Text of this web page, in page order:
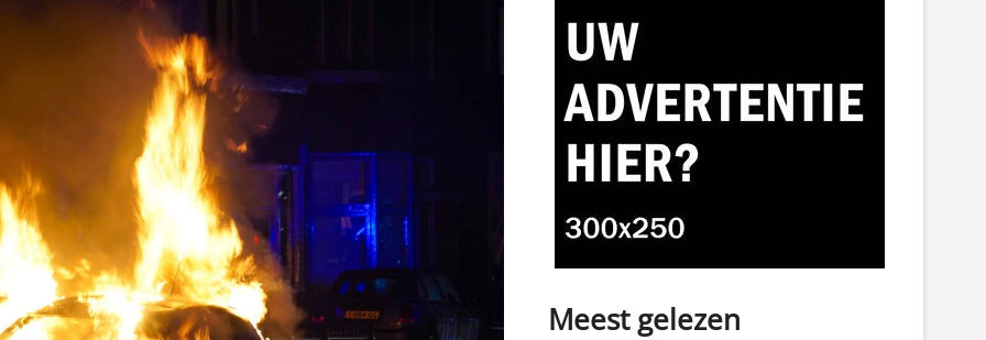
Meest gelezen